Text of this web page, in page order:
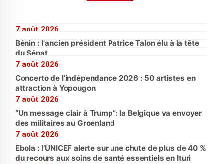
7 août 2026
Bénin : l'ancien président Patrice Talon élu à la tête
du Sénat
7 août 2026
Concerto de l’indépendance 2026 : 50 artistes en
attraction à Yopougon
7 août 2026
“Un message clair à Trump”: la Belgique va envoyer
des militaires au Groenland
7 août 2026
Ebola : l’UNICEF alerte sur une chute de plus de 40 %
du recours aux soins de santé essentiels en Ituri